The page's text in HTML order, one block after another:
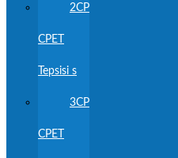
2CP
CPET
Tepsisi s
3CP
CPET